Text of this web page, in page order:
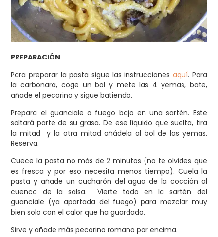
PREPARACIÓN
Para preparar la pasta sigue las instrucciones aquí. Para
la carbonara, coge un bol y mete las 4 yemas, bate,
añade el pecorino y sigue batiendo.
Prepara el guanciale a fuego bajo en una sartén. Este
soltará parte de su grasa. De ese líquido que suelta, tira
la mitad y la otra mitad añádela al bol de las yemas.
Reserva.
Cuece la pasta no más de 2 minutos (no te olvides que
es fresca y por eso necesita menos tiempo). Cuela la
pasta y añade un cucharón del agua de la cocción al
cuenco de la salsa. Vierte todo en la sartén del
guanciale (ya apartada del fuego) para mezclar muy
bien solo con el calor que ha guardado.
Sirve y añade más pecorino romano por encima.